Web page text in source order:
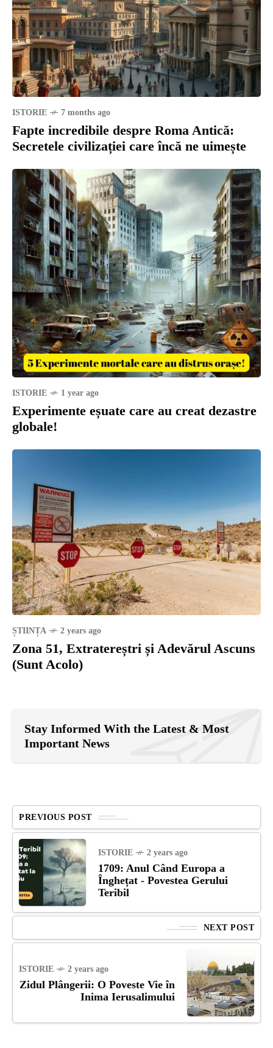
ISTORIE 7 months ago
Fapte incredibile despre Roma Antică:
Secretele civilizației care încă ne uimește
ISTORIE 1 year ago
Experimente eșuate care au creat dezastre
globale!
ȘTIINȚA 2 years ago
Zona 51, Extratereștri și Adevărul Ascuns
(Sunt Acolo)
Stay Informed With the Latest & Most
Important News
PREVIOUS POST
ISTORIE 2 years ago
1709: Anul Când Europa a
Înghețat - Povestea Gerului
Teribil
NEXT POST
ISTORIE 2 years ago
Zidul Plângerii: O Poveste Vie în
Inima Ierusalimului